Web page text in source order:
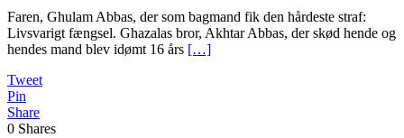
Faren, Ghulam Abbas, der som bagmand fik den hårdeste straf:
Livsvarigt fængsel. Ghazalas bror, Akhtar Abbas, der skød hende og
hendes mand blev idømt 16 års […]
Tweet
Pin
Share
0 Shares